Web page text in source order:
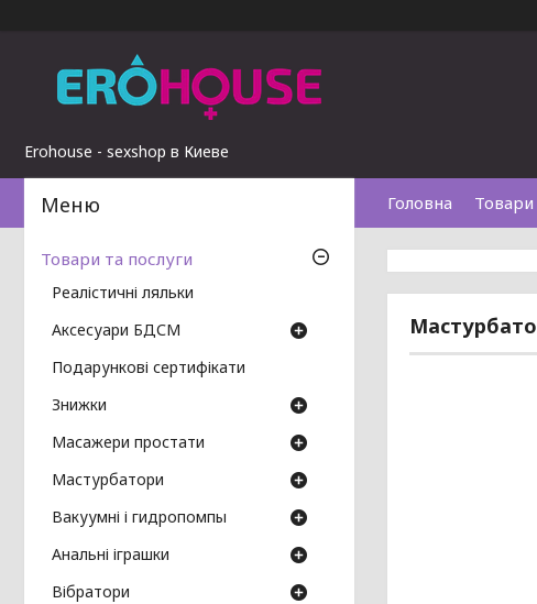
Erohouse - sexshop в Киеве
Головна Товари
Товари та послуги
Реалістичні ляльки
Аксесуари БДСМ
Подарункові сертифікати
Знижки
Масажери простати
Мастурбатори
Вакуумні і гидропомпы
Анальні іграшки
Вібратори